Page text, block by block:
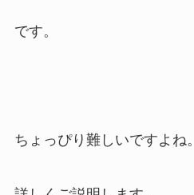
です。
ちょっぴり難しいですよね。